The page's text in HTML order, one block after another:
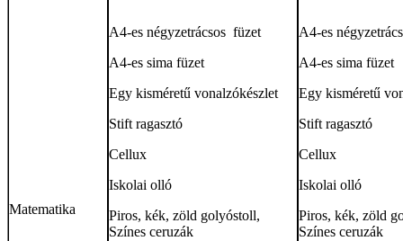
Matematika
A4-es négyzetrácsos füzet
A4-es sima füzet
Egy kisméretű vonalzókészlet
Stift ragasztó
Cellux
Iskolai olló
Piros, kék, zöld golyóstoll,
Színes ceruzák
A4-es
A4-es sima füzet
Egy kisméretű
Stift ragasztó
Cellux
Iskolai olló
Piros, kék, zöld
Színes ceruzák